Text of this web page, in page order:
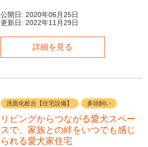
公開日: 2020年06月25日
更新日: 2022年11月29日
詳細を見る
洗面化粧台【住宅設備】 多頭飼い
リビングからつながる愛犬スペー
スで、家族との絆をいつでも感じ
られる愛犬家住宅